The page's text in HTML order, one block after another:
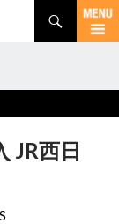
JR西日